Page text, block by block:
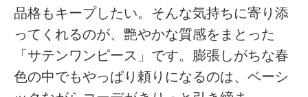
品格もキープしたい。そんな気持ちに寄り添
ってくれるのが、艶やかな質感をまとった
「サテンワンピース」です。膨張しがちな春
色の中でもやっぱり頼りになるのは、ベーシ